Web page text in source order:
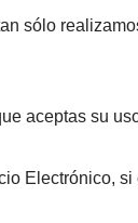
sólo
aceptas su
Electrónico, si